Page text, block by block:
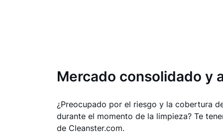
Mercado consolidado y
¿Preocupado por el riesgo y la cobertura
durante el momento de la limpieza? Te
de Cleanster.com.